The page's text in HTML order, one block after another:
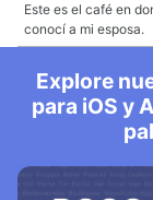
Este es el café en
conocí a mi esposa.
Explore
para iOS y